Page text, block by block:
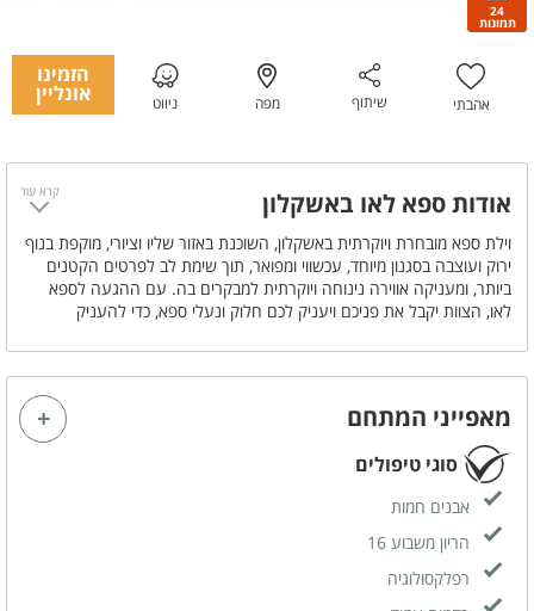
24
תמונות
אהבתי שיתוף מפה ניווט
הזמינו
אונליין
אודות ספא לאו באשקלון
וילת ספא מובחרת ויוקרתית באשקלון, השוכנת באזור שליו וציורי, מוקפת בנוף
ירוק ועוצבה בסגנון מיוחד, עכשווי ומפואר, תוך שימת לב לפרטים הקטנים
ביותר, ומעניקה אווירה נינוחה ויוקרתית למבקרים בה. עם ההגעה לספא
לאו, הצוות יקבל את פניכם ויעניק לכם חלוק ונעלי ספא, כדי להעניק
ליהנות ממבחר רחב של עיסויים שיאפשרו לכם להתנתק לכמה שעות של
שלווה לגוף ולהתרעננות לנפש, וכן טיפולי פנים מבית CHRISTINA. לאחר
קרא עוד
מאפייני המתחם
סוגי טיפולים
אבנים חמות
הריון משבוע 16
רפלקסולוגיה